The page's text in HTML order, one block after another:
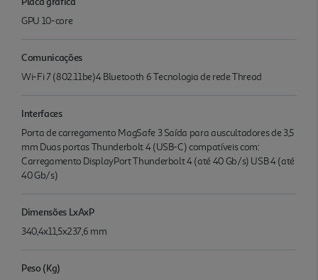
GPU 10-core
Comunicações
Wi-Fi 7 (802.11be)4 Bluetooth 6 Tecnologia de rede Thread
Interfaces
Porta de carrega­mento MagSafe 3 Saída para auscultadores de 3,5
mm Duas portas Thunderbolt 4 (USB-C) compatíveis com:
Carrega­mento DisplayPort Thunderbolt 4 (até 40 Gb/s) USB 4 (até
40 Gb/s)
Dimensões LxAxP
340,4x11,5x237,6 mm
Peso (Kg)